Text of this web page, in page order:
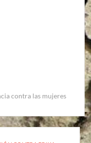
contra las mujeres